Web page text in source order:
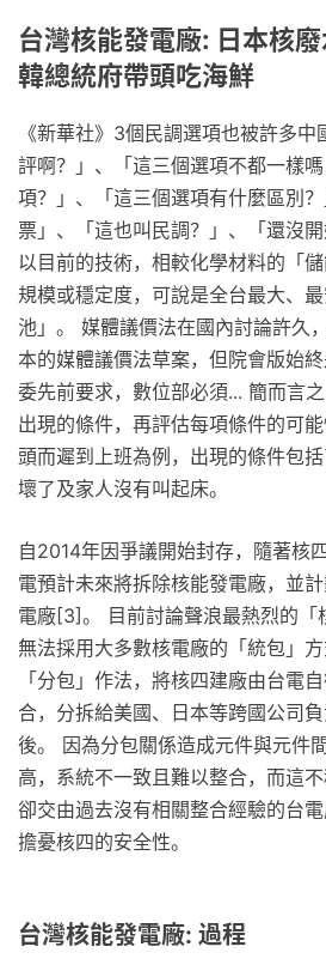
台灣核能發電廠: 日本核
韓總統府帶頭吃海鮮
《新華社》3個民調選項也被許多
評啊？」、「這三個選項不都一樣
項？」、「這三個選項有什麼區別
票」、「這也叫民調？」、「還沒開
以目前的技術，相較化學材料的「
規模或穩定度，可說是全台最大、
池」。 媒體議價法在國內討論許久
本的媒體議價法草案，但院會版始
委先前要求，數位部必須... 簡而言
出現的條件，再評估每項條件的可
頭而遲到上班為例，出現的條件包
壞了及家人沒有叫起床。
自2014年因爭議開始封存，隨著核
電預計未來將拆除核能發電廠，並
電廠[3]。 目前討論聲浪最熱烈的「
無法採用大多數核電廠的「統包」
「分包」作法，將核四建廠由台電
合，分拆給美國、日本等跨國公司
後。 因為分包關係造成元件與元件
高，系統不一致且難以整合，而這
卻交由過去沒有相關整合經驗的台
擔憂核四的安全性。
台灣核能發電廠: 過程